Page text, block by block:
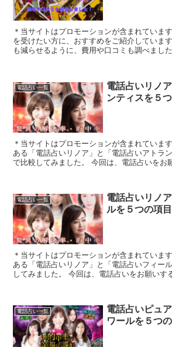
＊当サイトはプロモーションが含まれています。 浅草エリア
を受けたい方に、おすすめをご紹介しています！ 悩む時間を
も減らせるように、費用や口コミも調べましたよ♡ そして、
電話占い一覧
電話占いリノ
ンティスを５
＊当サイトはプロモーションが含まれています。 人気の電話占
ある「電話占いリノア」と「電話占いアトラ
で比較してみました。 今回は、電話占いをお願いするにあたり基本
電話占い一覧
電話占いリノ
ルを５つの項
＊当サイトはプロモーションが含まれています。 人気の電話占
ある「電話占いリノア」と「電話占いフィー
してみました。 今回は、電話占いをお願いするにあたり基本となる
電話占い一覧
電話占いピュ
ワールを５つ